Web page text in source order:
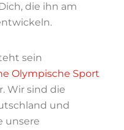
die ihn am
sein
Olympische Sport
Wir sind die
und
unsere